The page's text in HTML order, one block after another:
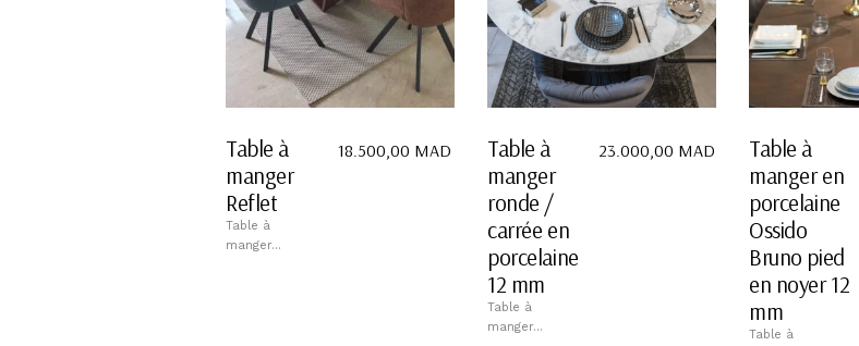
Table à
manger
Reflet
Table à
manger...
18.500,00 MAD
Table à
manger
ronde /
carrée en
porcelaine
12 mm
Table à
manger...
23.000,00 MAD
Table à
manger en
porcelaine
Ossido
Bruno pied
en noyer 12
mm
Table à